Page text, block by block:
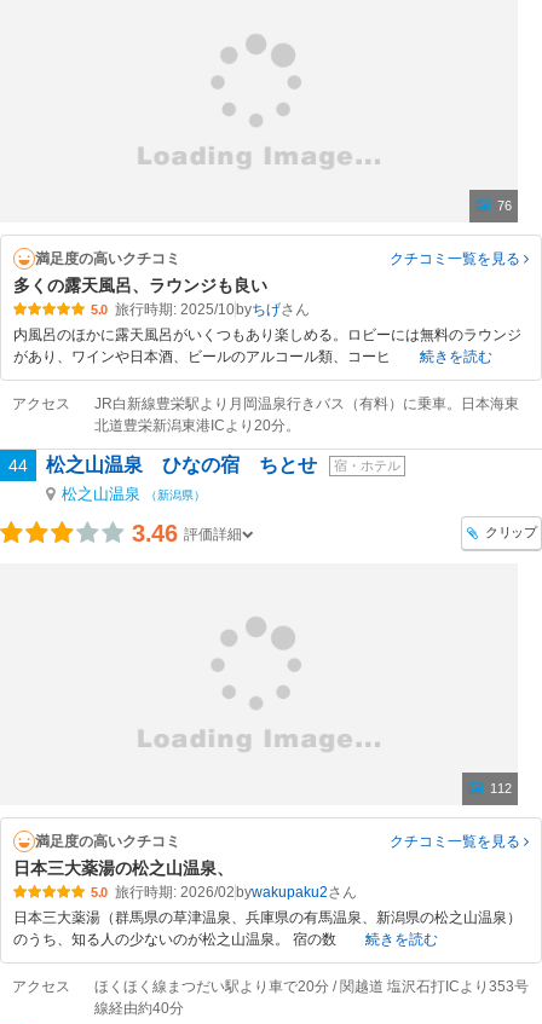
76
満足度の高いクチコミ クチコミ一覧を見る
多くの露天風呂、ラウンジも良い
5.0 旅行時期: 2025/10byちげ
内風呂のほかに露天風呂がいくつもあり楽しめる。ロビーには無料のラウンジ
があり、ワインや日本酒、ビールのアルコール類、コーヒ
続きを読む
アクセス
JR白新線豊栄駅より月岡温泉行きバス（有料）に乗車。日本海東
北道豊栄新潟東港ICより20分。
44 松之山温泉 ひなの宿 ちとせ 宿・ホテル
松之山温泉 （新潟県）
3.46 評価詳細 クリップ
112
満足度の高いクチコミ クチコミ一覧を見る
日本三大薬湯の松之山温泉、
5.0 旅行時期: 2026/02 bywakupaku2
日本三大薬湯（群馬県の草津温泉、兵庫県の有馬温泉、新潟県の松之山温泉）
のうち、知る人の少ないのが松之山温泉。 宿の数
続きを読む
アクセス
ほくほく線まつだい駅より車で20分 / 関越道 塩沢石打ICより353号
線経由約40分